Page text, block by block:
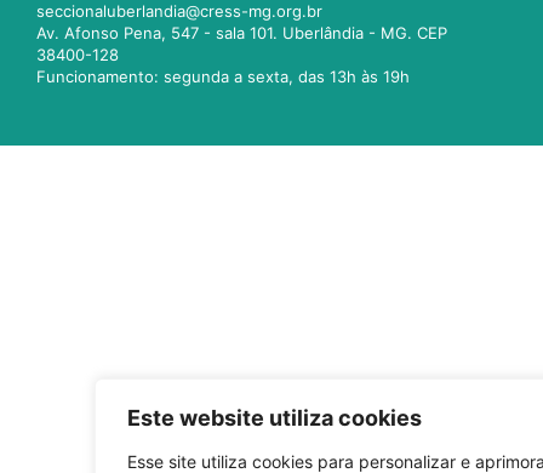
Este website utiliza cookies
Esse site utiliza cookies para personalizar e
seccionaluberlandia@cress-mg.org.br
Av. Afonso Pena, 547 - sala 101. Uberlândia - MG. CEP
38400-128
Funcionamento: segunda a sexta, das 13h às 19h